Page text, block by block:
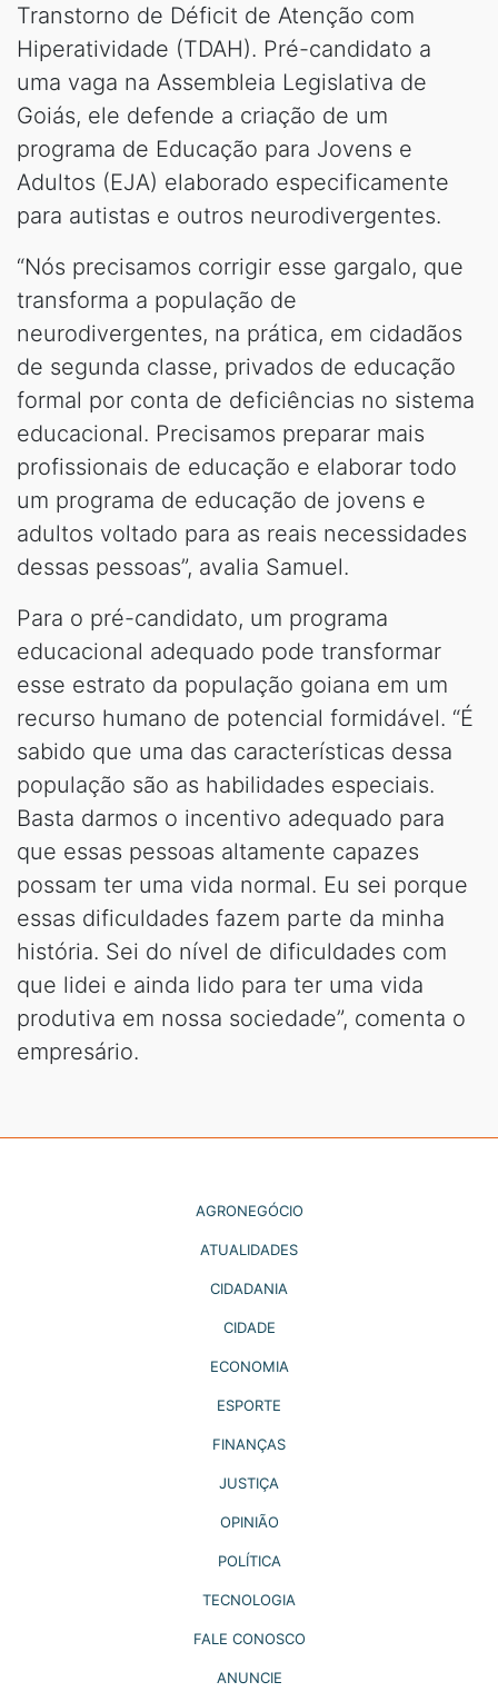
Transtorno de Déficit de Atenção com
Hiperatividade (TDAH). Pré-candidato a
uma vaga na Assembleia Legislativa de
Goiás, ele defende a criação de um
programa de Educação para Jovens e
Adultos (EJA) elaborado especificamente
para autistas e outros neurodivergentes.
“Nós precisamos corrigir esse gargalo, que
transforma a população de
neurodivergentes, na prática, em cidadãos
de segunda classe, privados de educação
formal por conta de deficiências no sistema
educacional. Precisamos preparar mais
profissionais de educação e elaborar todo
um programa de educação de jovens e
adultos voltado para as reais necessidades
dessas pessoas”, avalia Samuel.
Para o pré-candidato, um programa
educacional adequado pode transformar
esse estrato da população goiana em um
recurso humano de potencial formidável. “É
sabido que uma das características dessa
população são as habilidades especiais.
Basta darmos o incentivo adequado para
que essas pessoas altamente capazes
possam ter uma vida normal. Eu sei porque
essas dificuldades fazem parte da minha
história. Sei do nível de dificuldades com
que lidei e ainda lido para ter uma vida
produtiva em nossa sociedade”, comenta o
empresário.
AGRONEGÓCIO
ATUALIDADES
CIDADANIA
CIDADE
ECONOMIA
ESPORTE
FINANÇAS
JUSTIÇA
OPINIÃO
POLÍTICA
TECNOLOGIA
FALE CONOSCO
ANUNCIE